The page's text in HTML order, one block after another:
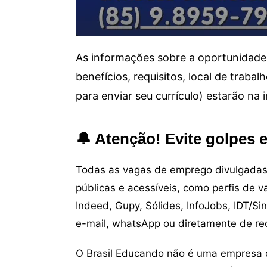
As informações sobre a
benefícios, requisitos, local de
para enviar seu currículo) estarão na
🔔 Atenção! Evite golpes
Todas as vagas de emprego
públicas e acessíveis, como perfis de
Indeed, Gupy, Sólides, InfoJobs, IDT/
e-mail, whatsApp ou diretamente de
O Brasil Educando não é uma